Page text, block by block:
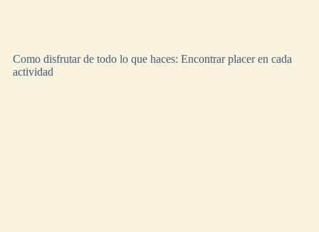
Como disfrutar de todo lo que haces: Encontrar placer en cada
actividad